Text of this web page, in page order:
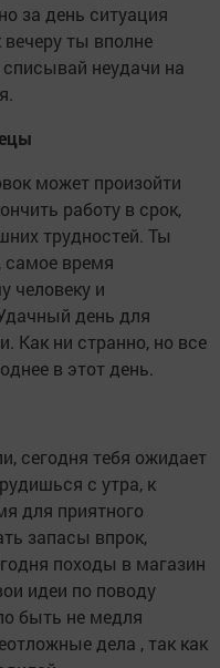
за день ситуация
ты вполне
неудачи на
может произойти
работу в срок,
трудностей. Ты
время
человеку и
день для
Как ни странно, но все
в этот день.
сегодня тебя ожидает
с утра, к
для приятного
запасы впрок,
походы в магазин
идеи по поводу
быть не медля
дела , так как